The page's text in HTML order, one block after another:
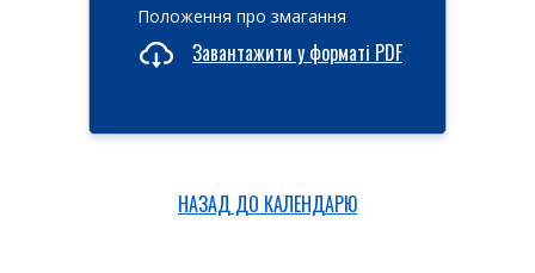
Положення про змагання
Завантажити у форматі PDF
НАЗАД ДО КАЛЕНДАРЮ